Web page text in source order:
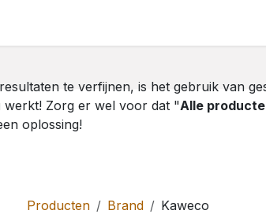
te verfijnen, is het gebruik van
Zorg er wel voor dat "Alle
oplossing!
Producten Brand Kaweco